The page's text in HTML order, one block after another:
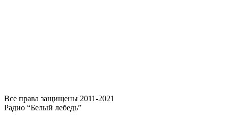
Все права защищены 2011-2021
Радио “Белый лебедь”